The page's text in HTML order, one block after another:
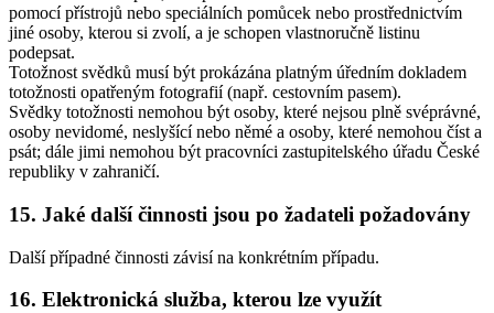
pomocí přístrojů nebo speciálních pomůcek nebo prostřednictvím
jiné osoby, kterou si zvolí, a je schopen vlastnoručně listinu
podepsat.
Totožnost svědků musí být prokázána platným úředním dokladem
totožnosti opatřeným fotografií (např. cestovním pasem).
Svědky totožnosti nemohou být osoby, které nejsou plně svéprávné,
osoby nevidomé, neslyšící nebo němé a osoby, které nemohou číst a
psát; dále jimi nemohou být pracovníci zastupitelského úřadu České
republiky v zahraničí.
15. Jaké další činnosti jsou po žadateli požadovány
Další případné činnosti závisí na konkrétním případu.
16. Elektronická služba, kterou lze využít